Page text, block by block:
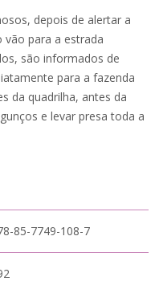
depois de alertar a
vão para a estrada
são informados de
para a fazenda
da quadrilha, antes da
e levar presa toda a
85-7749-108-7